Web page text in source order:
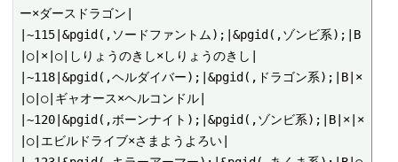
ー×ダースドラゴン|
|~115|&pgid(,ソードファントム);|&pgid(,ゾンビ系);|B
|○|×|○|しりょうのきし×しりょうのきし|
|~118|&pgid(,ヘルダイバー);|&pgid(,ドラゴン系);|B|×
|○|○|ギャオース×ヘルコンドル|
|~120|&pgid(,ボーンナイト);|&pgid(,ゾンビ系);|B|×|×
|○|エビルドライブ×さまようよろい|